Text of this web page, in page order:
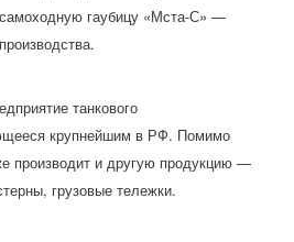
гаубицу «Мста-С» —
танкового
крупнейшим в РФ. Помимо
производит и другую продукцию —
грузовые тележки.